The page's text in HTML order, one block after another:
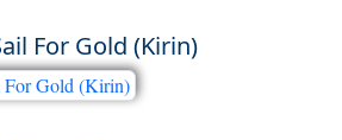
For Gold (Kirin)